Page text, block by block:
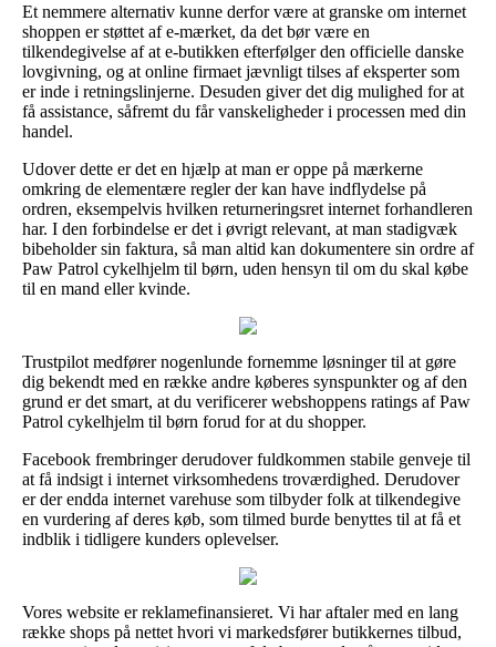
Et nemmere alternativ kunne derfor være at granske om internet
shoppen er støttet af e-mærket, da det bør være en
tilkendegivelse af at e-butikken efterfølger den officielle danske
lovgivning, og at online firmaet jævnligt tilses af eksperter som
er inde i retningslinjerne. Desuden giver det dig mulighed for at
få assistance, såfremt du får vanskeligheder i processen med din
handel.
Udover dette er det en hjælp at man er oppe på mærkerne
omkring de elementære regler der kan have indflydelse på
ordren, eksempelvis hvilken returneringsret internet forhandleren
har. I den forbindelse er det i øvrigt relevant, at man stadigvæk
bibeholder sin faktura, så man altid kan dokumentere sin ordre af
Paw Patrol cykelhjelm til børn, uden hensyn til om du skal købe
til en mand eller kvinde.
Trustpilot medfører nogenlunde fornemme løsninger til at gøre
dig bekendt med en række andre køberes synspunkter og af den
grund er det smart, at du verificerer webshoppens ratings af Paw
Patrol cykelhjelm til børn forud for at du shopper.
Facebook frembringer derudover fuldkommen stabile genveje til
at få indsigt i internet virksomhedens troværdighed. Derudover
er der endda internet varehuse som tilbyder folk at tilkendegive
en vurdering af deres køb, som tilmed burde benyttes til at få et
indblik i tidligere kunders oplevelser.
Vores website er reklamefinansieret. Vi har aftaler med en lang
række shops på nettet hvori vi markedsfører butikkernes tilbud,